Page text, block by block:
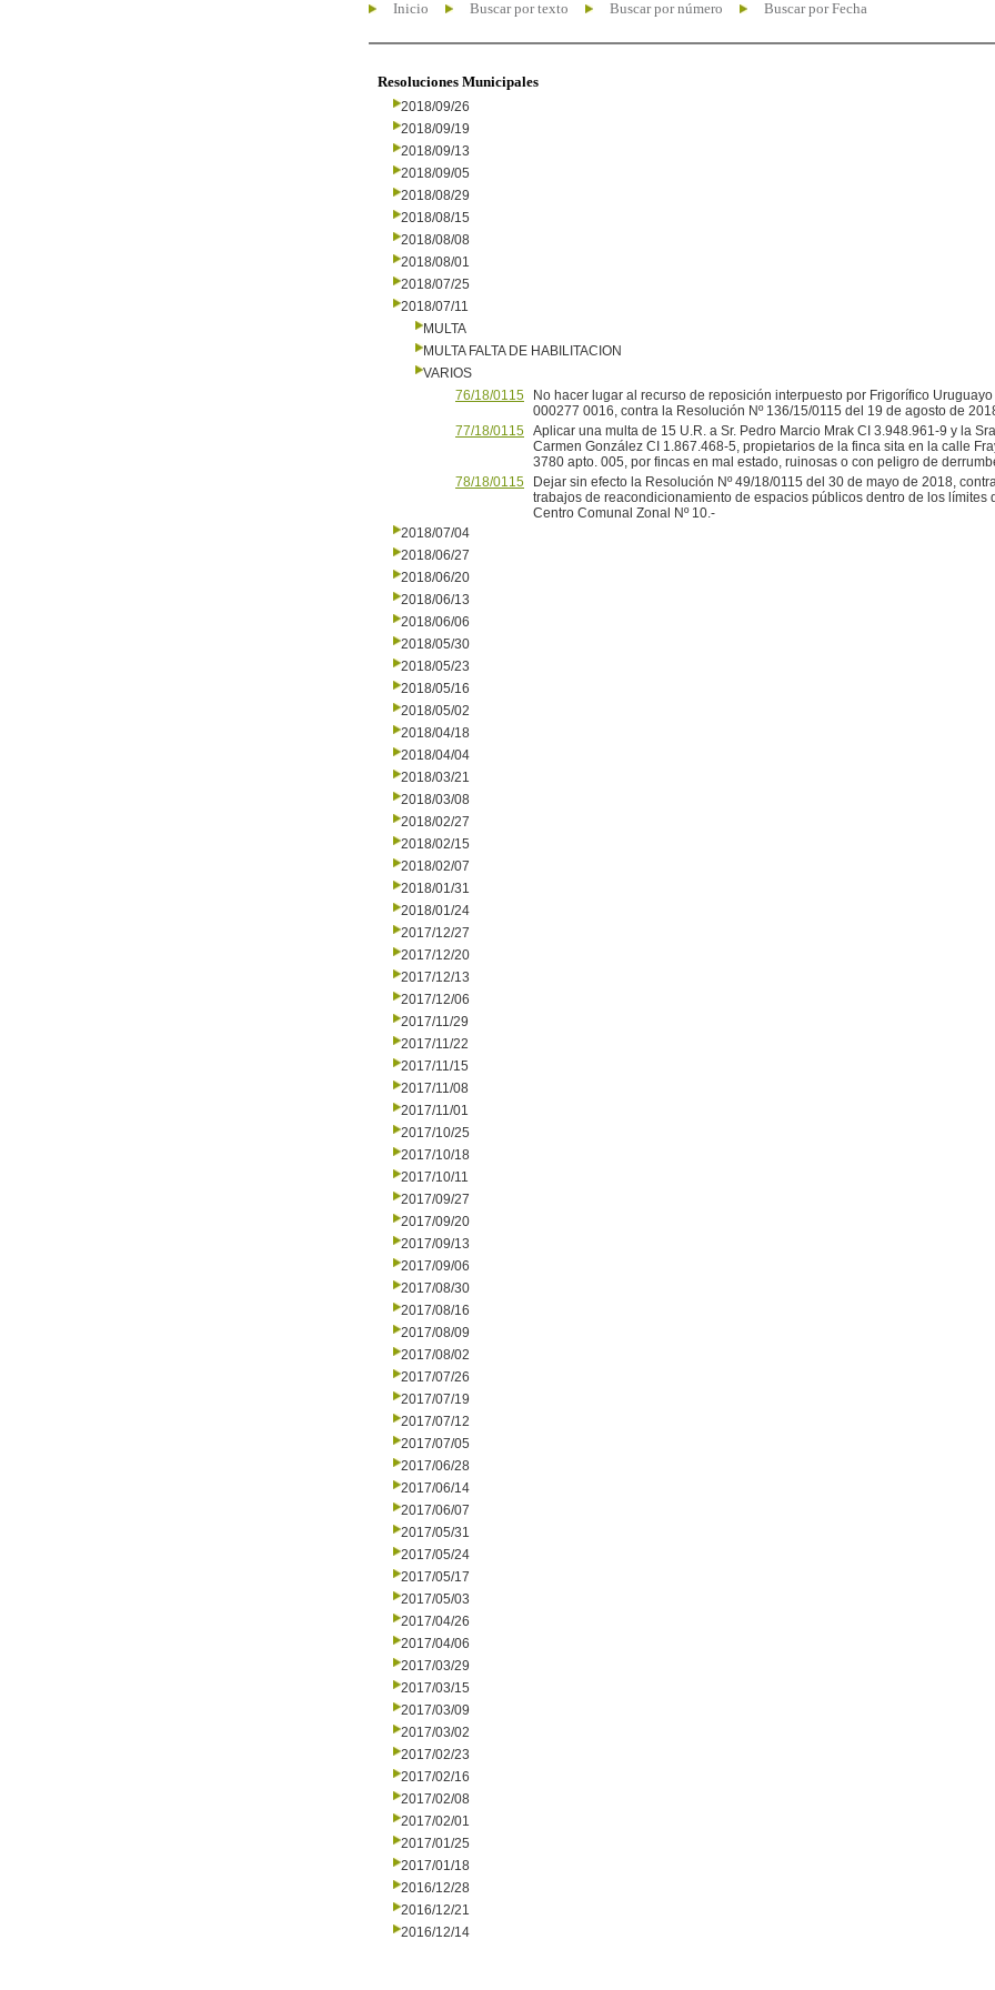
Inicio Buscar por texto Buscar por número Buscar por Fecha
Resoluciones Municipales
2018/09/26
2018/09/19
2018/09/13
2018/09/05
2018/08/29
2018/08/15
2018/08/08
2018/08/01
2018/07/25
2018/07/11
MULTA
MULTA FALTA DE HABILITACION
VARIOS
76/18/0115
No hacer lugar al recurso de reposición interpuesto por Frigorífico Uruguayo
000277 0016, contra la Resolución Nº 136/15/0115 del 19 de agosto de
77/18/0115 Aplicar una multa de 15 U.R. a Sr. Pedro Marcio Mrak CI 3.948.961-9 y la
Carmen González CI 1.867.468-5, propietarios de la finca sita en la calle
3780 apto. 005, por fincas en mal estado, ruinosas o con peligro de
78/18/0115
Dejar sin efecto la Resolución Nº 49/18/0115 del 30 de mayo de 2018,
trabajos de reacondicionamiento de espacios públicos dentro de los límites
Centro Comunal Zonal Nº 10.-
2018/07/04
2018/06/27
2018/06/20
2018/06/13
2018/06/06
2018/05/30
2018/05/23
2018/05/16
2018/05/02
2018/04/18
2018/04/04
2018/03/21
2018/03/08
2018/02/27
2018/02/15
2018/02/07
2018/01/31
2018/01/24
2017/12/27
2017/12/20
2017/12/13
2017/12/06
2017/11/29
2017/11/22
2017/11/15
2017/11/08
2017/11/01
2017/10/25
2017/10/18
2017/10/11
2017/09/27
2017/09/20
2017/09/13
2017/09/06
2017/08/30
2017/08/16
2017/08/09
2017/08/02
2017/07/26
2017/07/19
2017/07/12
2017/07/05
2017/06/28
2017/06/14
2017/06/07
2017/05/31
2017/05/24
2017/05/17
2017/05/03
2017/04/26
2017/04/06
2017/03/29
2017/03/15
2017/03/09
2017/03/02
2017/02/23
2017/02/16
2017/02/08
2017/02/01
2017/01/25
2017/01/18
2016/12/28
2016/12/21
2016/12/14